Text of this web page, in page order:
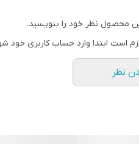
محصول نظر خود را بنویسید.
است ابتدا وارد حساب کاربری خود
نظر